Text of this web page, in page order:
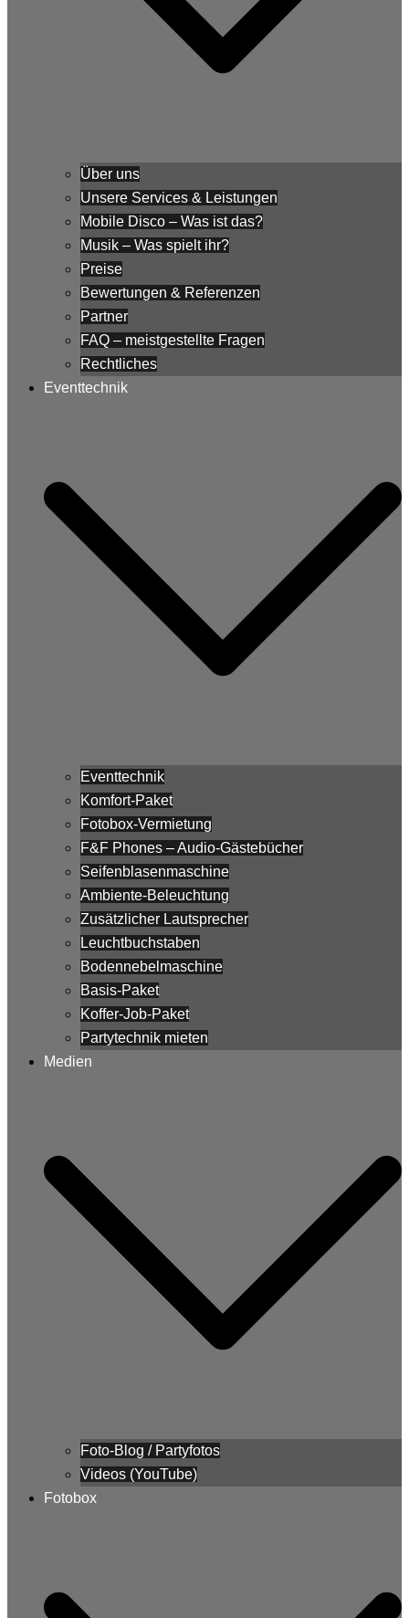
Über uns
Unsere Services & Leistungen
Mobile Disco – Was ist das?
Musik – Was spielt ihr?
Preise
Bewertungen & Referenzen
Partner
FAQ – meistgestellte Fragen
Rechtliches
Eventtechnik
Eventtechnik
Komfort-Paket
Fotobox-Vermietung
F&F Phones – Audio-Gästebücher
Seifenblasenmaschine
Ambiente-Beleuchtung
Zusätzlicher Lautsprecher
Leuchtbuchstaben
Bodennebelmaschine
Basis-Paket
Koffer-Job-Paket
Partytechnik mieten
Medien
Foto-Blog / Partyfotos
Videos (YouTube)
Fotobox